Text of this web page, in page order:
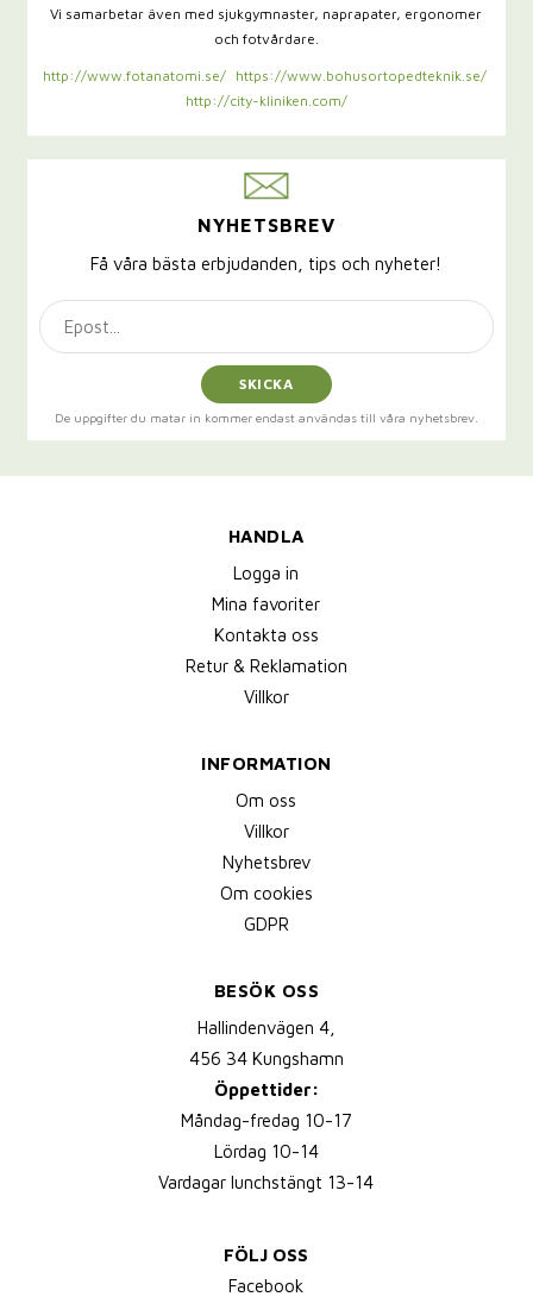
Vi samarbetar även med sjukgymnaster, naprapater, ergonomer
och fotvårdare.
http://www.fotanatomi.se/
https://www.bohusortopedteknik.se/
http://city-kliniken.com/
NYHETSBREV
Få våra bästa erbjudanden, tips och nyheter!
SKICKA
De uppgifter du matar in kommer endast användas till våra nyhetsbrev.
HANDLA
Logga in
Mina favoriter
Kontakta oss
Retur & Reklamation
Villkor
INFORMATION
Om oss
Villkor
Nyhetsbrev
Om cookies
GDPR
BESÖK OSS
Hallindenvägen 4,
456 34 Kungshamn
Öppettider:
Måndag-fredag 10-17
Lördag 10-14
Vardagar lunchstängt 13-14
FÖLJ OSS
Facebook